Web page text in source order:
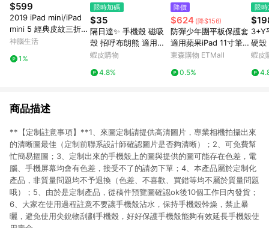
$599
2019 iPad mini/iPad
mini 5 經典皮紋三折皮
套(品味金)+9H鋼化玻
神腦生活
1%
限時加碼
$35
隔日達✨ 手機殼 磁吸
殼 招呼布朗熊 適用蘋
果17Air 16 15 14 13 12
蝦皮購物
4.8%
降價
$624 (降$156)
防彈少年團平板保護套
適用蘋果iPad 11寸筆槽
保護殼360旋轉air4/5
9 jungkook金泰亨JIN
東森購物 ETMall
0.5%
限
3+Y
硬殼
變形
蝦皮
商品描述
**【定制註意事項】**1、來圖定制請提供高清圖片，專業相機拍攝出來
的清晰圖最佳（定制前聯系設計師確認圖片是否夠清晰）；2、可免費幫
忙簡易摳圖；3、定制出來的手機殼上的圖與提供的圖可能存在色差，電
腦、手機屏幕均會有色差，接受不了的請勿下單；4、本產品屬於定制化
產品，非質量問題均不予退換（色差、不喜歡、買錯等均不屬於質量問題
哦）；5、由於是定制產品，從稿件預覽圖確認ok後10個工作日內發貨；
6、大家在使用過程註意不要讓手機殼沾水，保持手機殼幹燥，禁止暴
曬，避免使用尖銳物刮劃手機殼，好好保護手機殼能夠有效延長手機殼使